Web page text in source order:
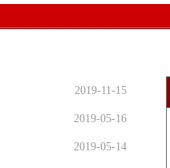
2019-11-15
2019-05-16
2019-05-14